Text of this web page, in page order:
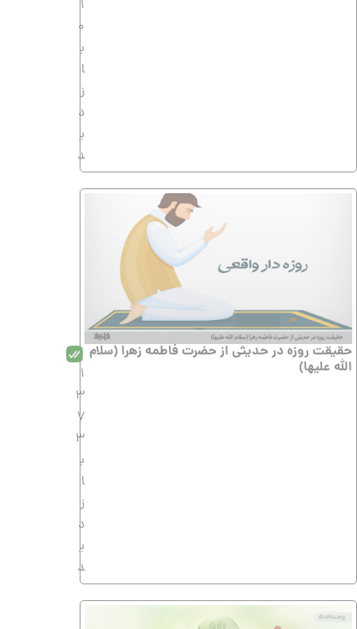
1
0
ب
ا
ز
د
ی
د
حقیقت روزه در حدیثی از حضرت فاطمه زهرا (سلام
الله علیها)
1
3
7
3
ب
ا
ز
د
ی
د